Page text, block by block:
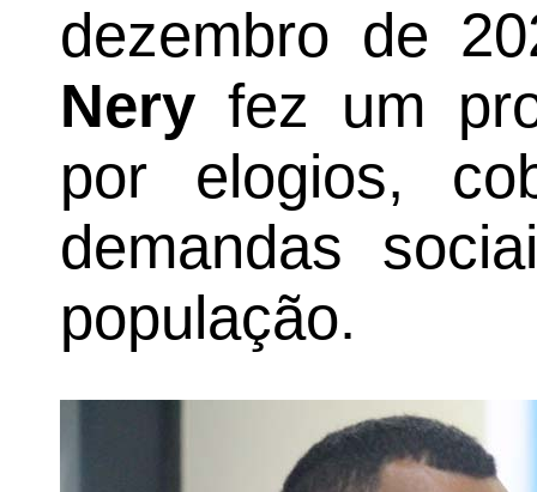
dezembro de
Nery fez um
por elogios,
demandas
população.